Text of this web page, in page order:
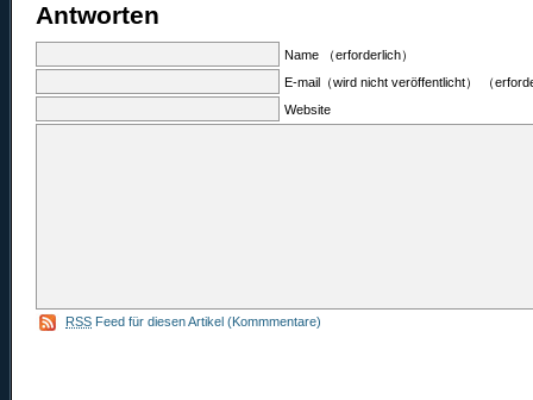
Antworten
Name （erforderlich）
E-mail（wird nicht veröffentlicht） （
Website
RSS Feed für diesen Artikel (Kommmentare)